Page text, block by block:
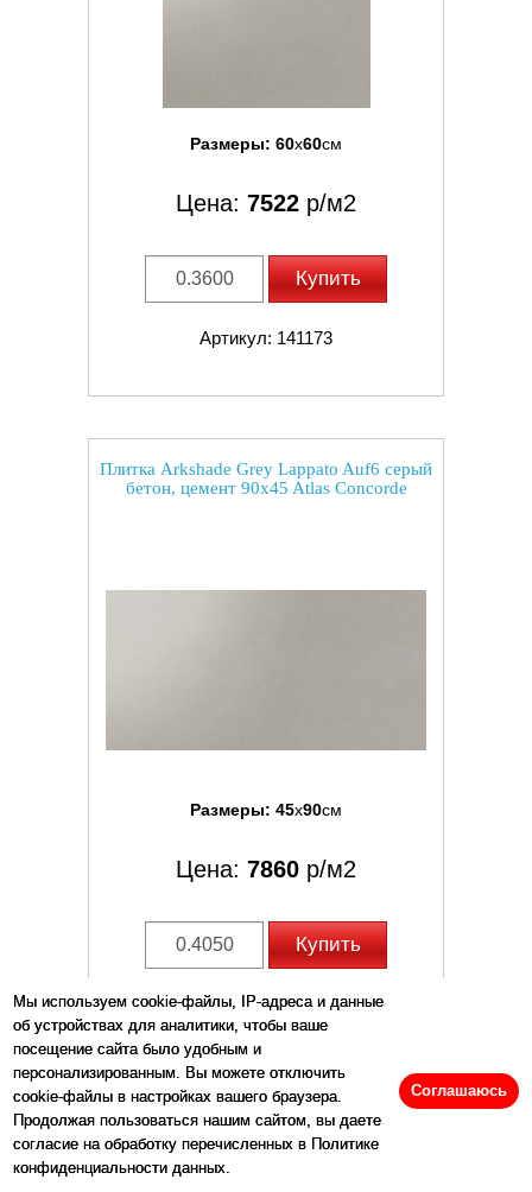
Мы используем cookie-файлы, IP-адреса и данные
об устройствах для аналитики, чтобы ваше
посещение сайта было удобным и
персонализированным. Вы можете отключить
cookie-файлы в настройках вашего браузера.
Продолжая пользоваться нашим сайтом, вы даете
согласие на обработку перечисленных в Политике
конфиденциальности данных.
Соглашаюсь
Размеры: 60x60см
Цена: 7522 р/м2
Купить
Артикул: 141173
Плитка Arkshade Grey Lappato Auf6 серый
бетон, цемент 90x45 Atlas Concorde
Размеры: 45x90см
Цена: 7860 р/м2
Купить
Артикул: 141172
Плитка Arkshade Lead Lappato Auf7 темно-
серый бетон, цемент 90x45 Atlas Concorde